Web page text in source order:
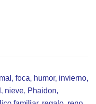
, foca, humor, invierno,
, nieve, Phaidon,